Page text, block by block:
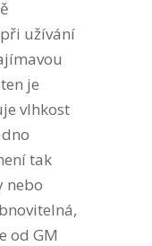
užívání
je
vlhkost
tak
nebo
od GM